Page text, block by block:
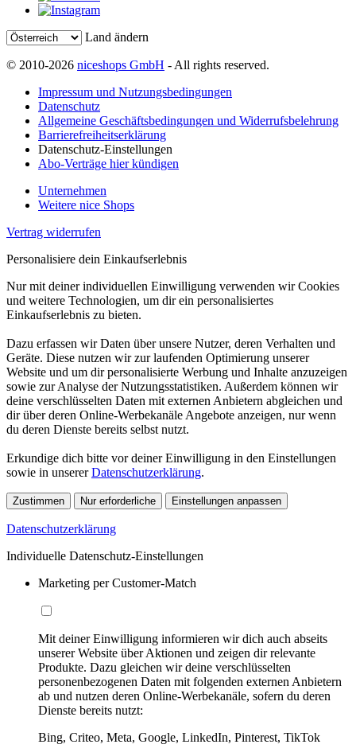
Land ändern
© 2010-2026 niceshops GmbH - All rights reserved.
Impressum und Nutzungsbedingungen
Datenschutz
Allgemeine Geschäftsbedingungen und Widerrufsbelehrung
Barrierefreiheitserklärung
Datenschutz-Einstellungen
Abo-Verträge hier kündigen
Unternehmen
Weitere nice Shops
Vertrag widerrufen
Personalisiere dein Einkaufserlebnis
Nur mit deiner individuellen Einwilligung verwenden wir Cookies
und weitere Technologien, um dir ein personalisiertes
Einkaufserlebnis zu bieten.
Dazu erfassen wir Daten über unsere Nutzer, deren Verhalten und
Geräte. Diese nutzen wir zur laufenden Optimierung unserer
Website und um dir personalisierte Werbung und Inhalte anzuzeigen
sowie zur Analyse der Nutzungsstatistiken. Außerdem können wir
deine verschlüsselten Daten mit externen Anbietern abgleichen und
dir über deren Online-Werbekanäle Angebote anzeigen, nur wenn
du deren Dienste bereits selbst nutzt.
Erkundige dich bitte vor deiner Einwilligung in den Einstellungen
sowie in unsererDatenschutzerklärung.
Zustimmen Nur erforderliche Einstellungen anpassen
Datenschutzerklärung
Individuelle Datenschutz-Einstellungen
Marketing per Customer-Match
Mit deiner Einwilligung informieren wir dich auch abseits
unserer Website über Aktionen und zeigen dir relevante
Produkte. Dazu gleichen wir deine verschlüsselten
personenbezogenen Daten mit folgenden externen Anbietern
ab und nutzen deren Online-Werbekanäle, sofern du deren
Dienste bereits nutzt:
Bing, Criteo, Meta, Google, LinkedIn, Pinterest, TikTok